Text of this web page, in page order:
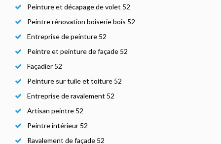
Peinture et décapage de volet 52
Peintre rénovation boiserie bois 52
Entreprise de peinture 52
Peintre et peinture de façade 52
Façadier 52
Peinture sur tuile et toiture 52
Entreprise de ravalement 52
Artisan peintre 52
Peintre intérieur 52
Ravalement de façade 52